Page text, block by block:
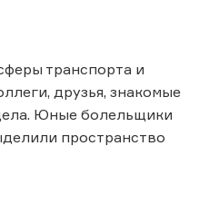
транспорта и
друзья, знакомые
Юные болельщики
пространство